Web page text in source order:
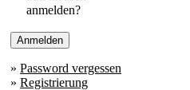
anmelden?
» Password vergessen
» Registrierung